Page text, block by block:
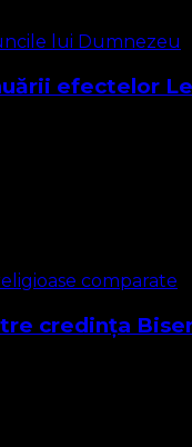
lui Dumnezeu
efectelor
comparate
credința